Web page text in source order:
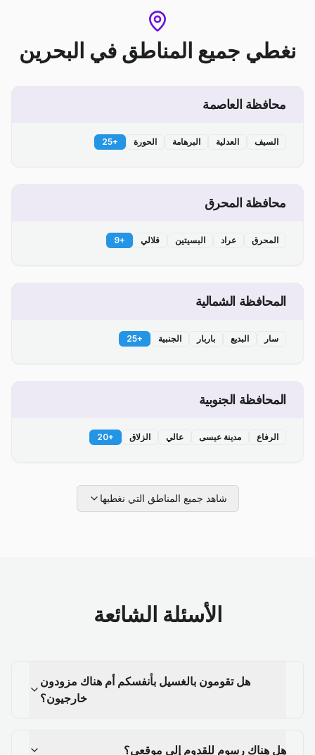
نغطي جميع المناطق في البحرين
محافظة العاصمة
السيف العدلية البرهامة الحورة +
25
محافظة المحرق
المحرق عراد البسيتين قلالي +
9
المحافظة الشمالية
سار البديع باربار الجنبية +
25
المحافظة الجنوبية
الرفاع مدينة عيسى عالي الزلاق +
20
شاهد جميع المناطق التي نغطيها
الأسئلة الشائعة
هل تقومون بالغسيل بأنفسكم أم هناك مزودون
خارجيون؟
هل هناك رسوم للقدوم إلى موقعي؟